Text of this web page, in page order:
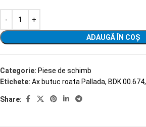
ADAUGĂ ÎN COȘ
Categorie: Piese de schimb
Etichete: Ax butuc roata Pallada, BDK 00.674,
Share: